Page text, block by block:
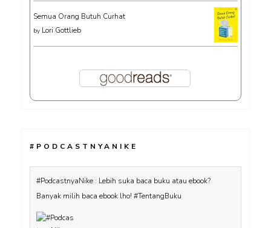
Semua Orang Butuh Curhat
by Lori Gottlieb
#PODCASTNYANIKE
#PodcastnyaNike : Lebih suka baca buku atau ebook?
Banyak milih baca ebook lho! #TentangBuku